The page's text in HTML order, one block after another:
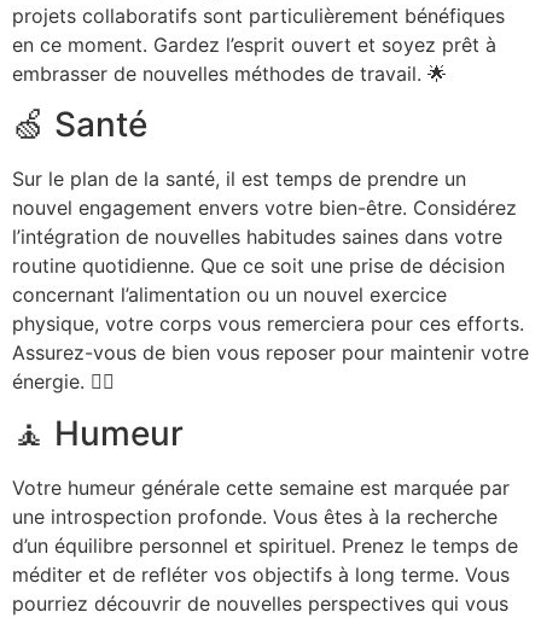
projets collaboratifs sont particulièrement bénéfiques
en ce moment. Gardez l’esprit ouvert et soyez prêt à
embrasser de nouvelles méthodes de travail. 🌟
🍏 Santé
Sur le plan de la santé, il est temps de prendre un
nouvel engagement envers votre bien-être. Considérez
l’intégration de nouvelles habitudes saines dans votre
routine quotidienne. Que ce soit une prise de décision
concernant l’alimentation ou un nouvel exercice
physique, votre corps vous remerciera pour ces efforts.
Assurez-vous de bien vous reposer pour maintenir votre
énergie. 🧘‍♂️
🧘 Humeur
Votre humeur générale cette semaine est marquée par
une introspection profonde. Vous êtes à la recherche
d’un équilibre personnel et spirituel. Prenez le temps de
méditer et de refléter vos objectifs à long terme. Vous
pourriez découvrir de nouvelles perspectives qui vous